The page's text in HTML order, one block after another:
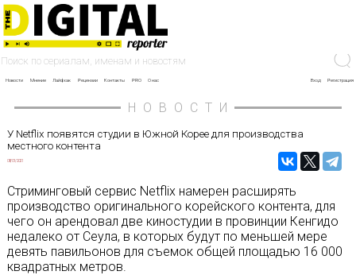
Новости Мнение Лайфхак Рецензии Контакты PRO О нас Вход Регистрация
НОВОСТИ
У Netflix появятся студии в Южной Корее для производства
местного контента
08/01/2021
Стриминговый сервис Netflix намерен расширять
производство оригинального корейского контента, для
чего он арендовал две киностудии в провинции Кенгидо
недалеко от Сеула, в которых будут по меньшей мере
девять павильонов для съемок общей площадью 16 000
квадратных метров.